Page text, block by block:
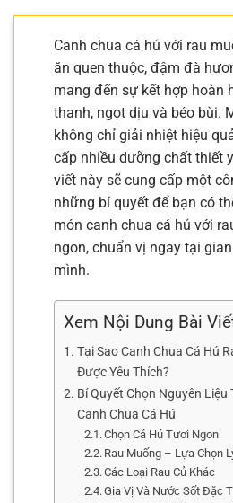
Canh chua cá hú với rau
ăn quen thuộc, đậm đà
mang đến sự kết hợp hoàn
thanh, ngọt dịu và béo bùi.
không chỉ giải nhiệt hiệu
cấp nhiều dưỡng chất thiết
viết này sẽ cung cấp một
những bí quyết để bạn có
món canh chua cá hú với
ngon, chuẩn vị ngay tại
mình.
Xem Nội Dung Bài
Tại Sao Canh Chua Cá Hú
Được Yêu Thích?
Bí Quyết Chọn Nguyên Liệu
Canh Chua Cá Hú
Chọn Cá Hú Tươi Ngon
Rau Muống – Lựa Chọn
Các Loại Rau Củ Khác
Gia Vị Và Nước Sốt Đặc